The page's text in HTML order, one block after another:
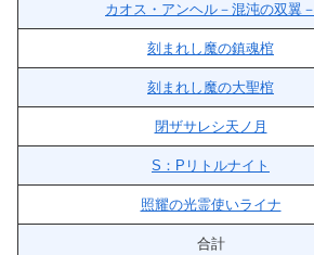
カオス・アンヘル－混沌の双翼－
刻まれし魔の鎮魂棺
刻まれし魔の大聖棺
閉ザサレシ天ノ月
S：Pリトルナイト
照耀の光霊使いライナ
合計